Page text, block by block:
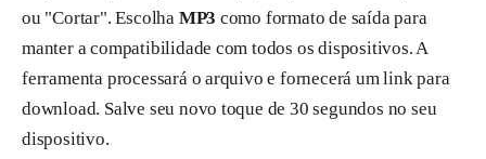
ou "Cortar". Escolha MP3 como formato de saída para
manter a compatibilidade com todos os dispositivos. A
ferramenta processará o arquivo e fornecerá um link para
download. Salve seu novo toque de 30 segundos no seu
dispositivo.